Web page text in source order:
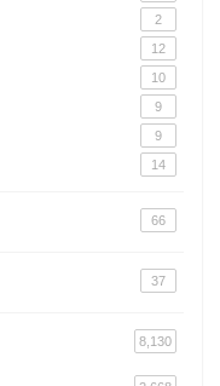
2
12
10
9
9
14
66
37
8,130